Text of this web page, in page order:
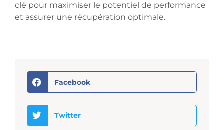
clé pour maximiser le potentiel de performance
et assurer une récupération optimale.
Facebook
Twitter